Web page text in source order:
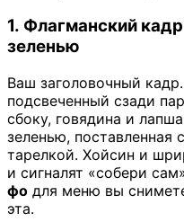
1. Флагманский
зеленью
Ваш заголовочный
подсвеченный сзади
сбоку, говядина и
зеленью, поставленная
тарелкой. Хойсин и
и сигналят «собери
фо для меню вы
эта.